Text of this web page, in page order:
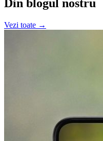
Din blogul nostru
Vezi toate →